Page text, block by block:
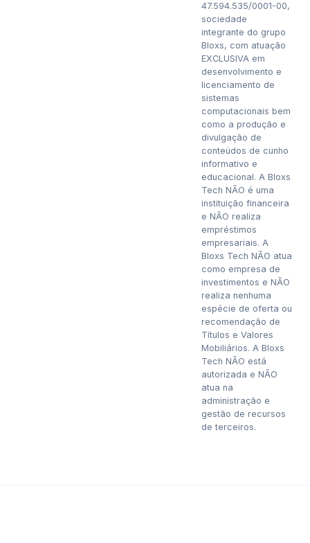
47.594.535/0001-00,
sociedade
integrante do grupo
Bloxs, com atuação
EXCLUSIVA em
desenvolvimento e
licenciamento de
sistemas
computacionais bem
como a produção e
divulgação de
conteúdos de cunho
informativo e
educacional. A Bloxs
Tech NÃO é uma
instituição financeira
e NÃO realiza
empréstimos
empresariais. A
Bloxs Tech NÃO atua
como empresa de
investimentos e NÃO
realiza nenhuma
espécie de oferta ou
recomendação de
Títulos e Valores
Mobiliários. A Bloxs
Tech NÃO está
autorizada e NÃO
atua na
administração e
gestão de recursos
de terceiros.